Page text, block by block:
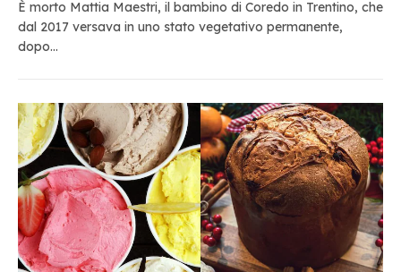
È morto Mattia Maestri, il bambino di Coredo in Trentino, che
dal 2017 versava in uno stato vegetativo permanente,
dopo…